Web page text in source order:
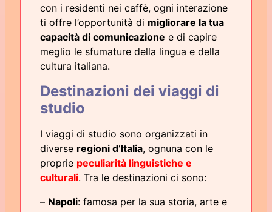
con i residenti nei caffè, ogni interazione
ti offre l’opportunità di migliorare la tua
capacità di comunicazione e di capire
meglio le sfumature della lingua e della
cultura italiana.
Destinazioni dei viaggi di
studio
I viaggi di studio sono organizzati in
diverse regioni d’Italia, ognuna con le
proprie peculiarità linguistiche e
culturali. Tra le destinazioni ci sono:
– Napoli: famosa per la sua storia, arte e